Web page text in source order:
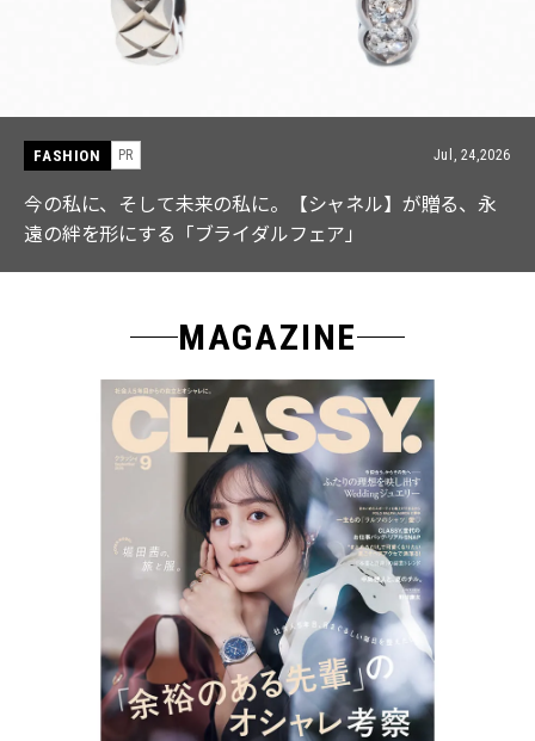
FASHION PR Jul, 15,2026
【ICB】人気インフルエンサーと共同制作! 週5で着たく
なる「名品ブラウス」２選
MAGAZINE